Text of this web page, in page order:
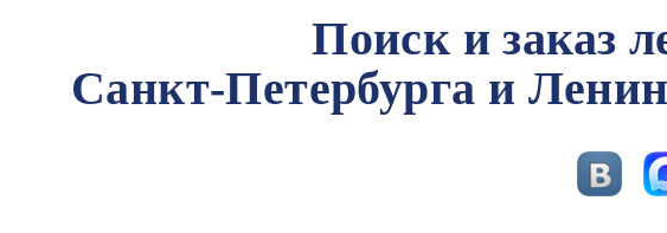
Поиск и заказ
Санкт-Петербурга и